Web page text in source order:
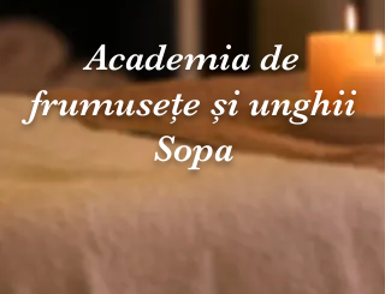
Academia de
frumusețe și unghii
Sopa